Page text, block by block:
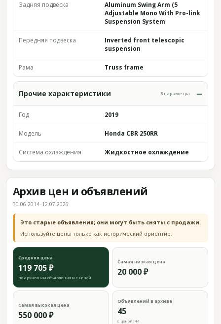
Задняя подвеска
Aluminum Swing Arm (5
Adjustable Mono With Pro-link
Suspension System
Передняя подвеска
Inverted front telescopic
suspension
Рама Truss frame
Прочие характеристики 3 параметра
Год 2019
Модель Honda CBR 250RR
Система охлаждения Жидкостное охлаждение
Архив цен и объявлений
30.06.2014–12.07.2026
Это старые объявления; они могут быть сняты с продажи.
Используйте цены только как исторический ориентир.
Средняя цена
119 705 ₽
по архивным объявлениям с ценой
Самая низкая цена
20 000 ₽
Самая высокая цена
550 000 ₽
Объявлений в архиве
45
с ценой: 44